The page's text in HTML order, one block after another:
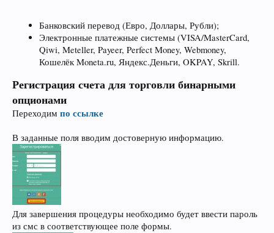
Банковский перевод (Евро, Доллары, Рубли);
Электронные платежные системы (VISA/MasterCard,
Qiwi, Meteller, Payeer, Perfect Money, Webmoney,
Кошелёк Moneta.ru, Яндекс.Деньги, OKPAY, Skrill.
Регистрация счета для торговли бинарными
опционами
Переходим по ссылке
В заданные поля вводим достоверную информацию.
Для завершения процедуры необходимо будет ввести пароль
из смс в соответствующее поле формы.